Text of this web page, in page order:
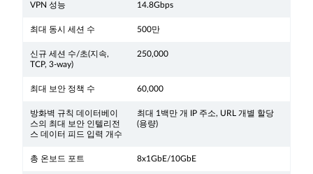
VPN 성능 14.8Gbps
최대 동시 세션 수 500만
신규 세션 수/초(지속,
TCP, 3-way)
250,000
최대 보안 정책 수 60,000
방화벽 규칙 데이터베이
스의 최대 보안 인텔리전
스 데이터 피드 입력 개수
최대 1백만 개 IP 주소, URL 개별 할당
(용량)
총 온보드 포트 8x1GbE/10GbE